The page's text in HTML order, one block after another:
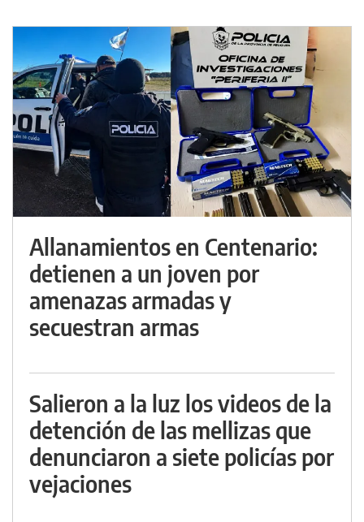
Allanamientos en Centenario:
detienen a un joven por
amenazas armadas y
secuestran armas
Salieron a la luz los videos de la
detención de las mellizas que
denunciaron a siete policías por
vejaciones